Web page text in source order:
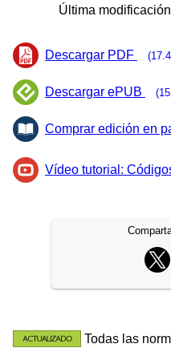
Última
Descargar PDF
Descargar ePUB
Comprar edición en
Vídeo tutorial:
Todas las